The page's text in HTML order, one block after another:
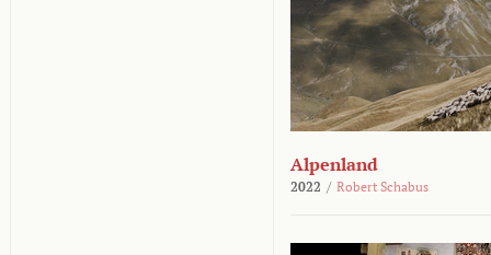
Alpenland
2022 / Robert Schabus